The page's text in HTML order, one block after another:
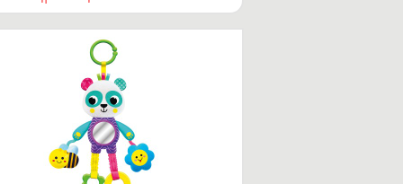
ήχους, θροΐσματα, να
με το ασφαλές καθρεφτάκι για
Η εξερεύνηση των ερεθισμάτων
αυτού του πολυλειτουργικού